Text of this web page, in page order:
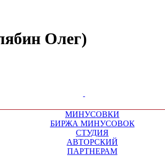
Олег)
МИНУСОВКИ
БИРЖА МИНУСОВОК
СТУДИЯ
АВТОРСКИЙ
ПАРТНЕРАМ